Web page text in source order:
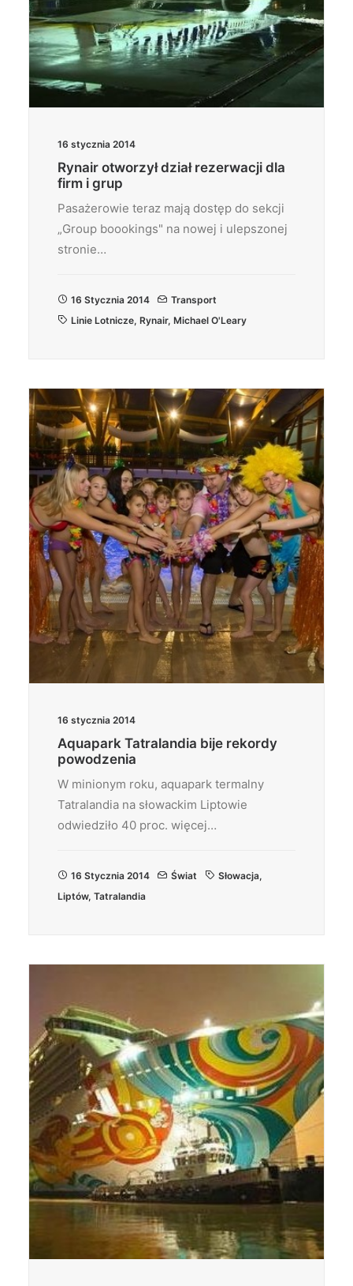
16 stycznia 2014
Rynair otworzył dział rezerwacji dla
firm i grup
Pasażerowie teraz mają dostęp do sekcji
„Group boookings" na nowej i ulepszonej
stronie…
16 Stycznia 2014
Transport
Linie Lotnicze, Rynair, Michael O'Leary
16 stycznia 2014
Aquapark Tatralandia bije rekordy
powodzenia
W minionym roku, aquapark termalny
Tatralandia na słowackim Liptowie
odwiedziło 40 proc. więcej…
16 Stycznia 2014 Świat Słowacja,
Liptów, Tatralandia